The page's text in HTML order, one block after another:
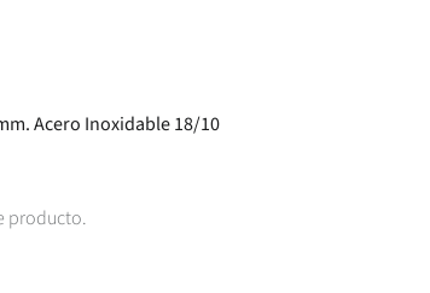
Acero Inoxidable 18/10
producto.